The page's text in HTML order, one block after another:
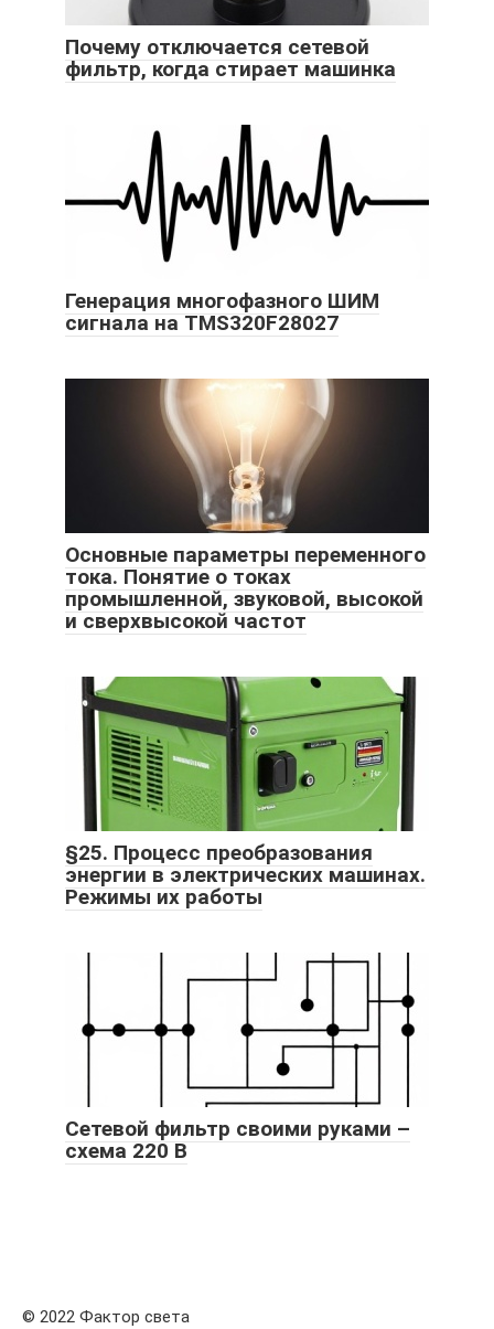
Почему отключается сетевой
фильтр, когда стирает машинка
Генерация многофазного ШИМ
сигнала на TMS320F28027
Основные параметры переменного
тока. Понятие о токах
промышленной, звуковой, высокой
и сверхвысокой частот
§25. Процесс преобразования
энергии в электрических машинах.
Режимы их работы
Сетевой фильтр своими руками –
схема 220 В
© 2022 Фактор света